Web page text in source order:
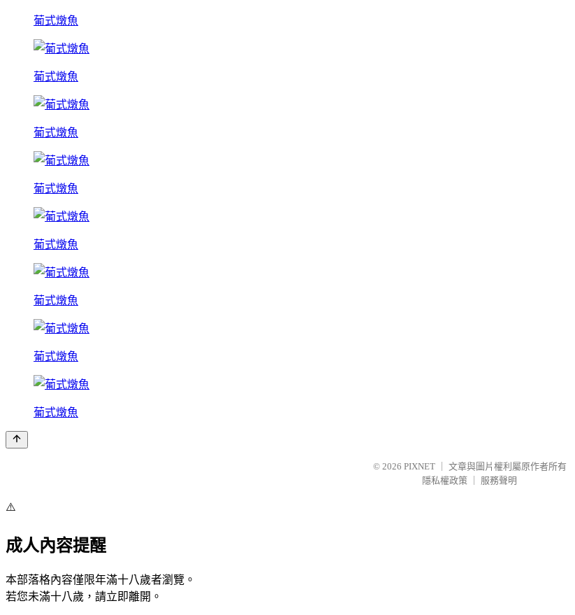
葡式燉魚
葡式燉魚
葡式燉魚
葡式燉魚
葡式燉魚
葡式燉魚
葡式燉魚
葡式燉魚
© 2026 PIXNET
文章與圖片權利屬原作者所有
隱私權政策
服務聲明
⚠️
成人內容提醒
本部落格內容僅限年滿十八歲者瀏覽。
若您未滿十八歲，請立即離開。